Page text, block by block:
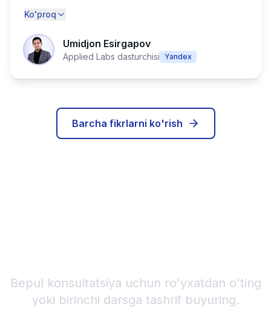
Ko'proq
Umidjon Esirgapov
Applied Labs dasturchisi Yandex
Barcha fikrlarni ko'rish
Bepul konsultatsiya uchun ro'yxatdan o'ting
yoki birinchi darsga tashrif buyuring.